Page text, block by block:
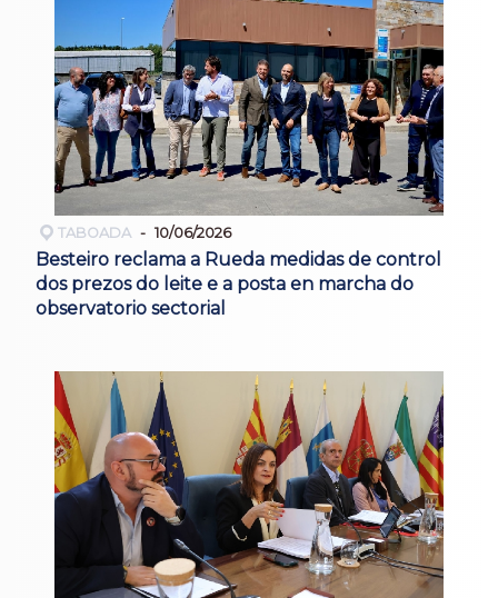
TABOADA 10/06/2026
Besteiro reclama a Rueda medidas de control
dos prezos do leite e a posta en marcha do
observatorio sectorial